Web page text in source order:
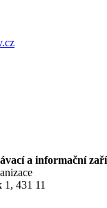
a informační
1, 431 11